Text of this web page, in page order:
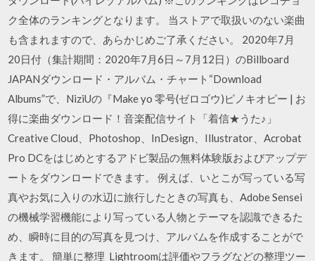
ク全体のランキングとなります。 当ストアで取扱いのない楽曲
も含まれますので、あらかじめご了承ください。 2020年7月
20日付（集計期間：2020年7月6日～7月12日）のBillboard
JAPANダウンロード・アルバム・チャート“Download
Albums”で、NiziUの『Make yo 零号(ゼロゴウ)ピノキオピー | お
得に楽曲ダウンロード！音楽配信サイト「着信★うた♪」
Creative Cloud、Photoshop、InDesign、Illustrator、Acrobat
Pro DCをはじめとするアドビ製品の無料体験版およびアップデ
ートをダウンロードできます。 例えば、いとこが写っている写
真やお気に入りの水辺に旅行したときの写真も、Adobe Sensei
の機械学習機能により写っている人物とテーマを認識できるた
め、瞬時に目的の写真を見つけ、アルバムを作成することがで
きます。 簡単に整理 Lightroomは評価やフラグなどの整理ツー